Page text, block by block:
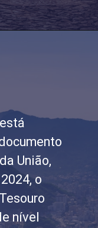
está
União,
o
nível